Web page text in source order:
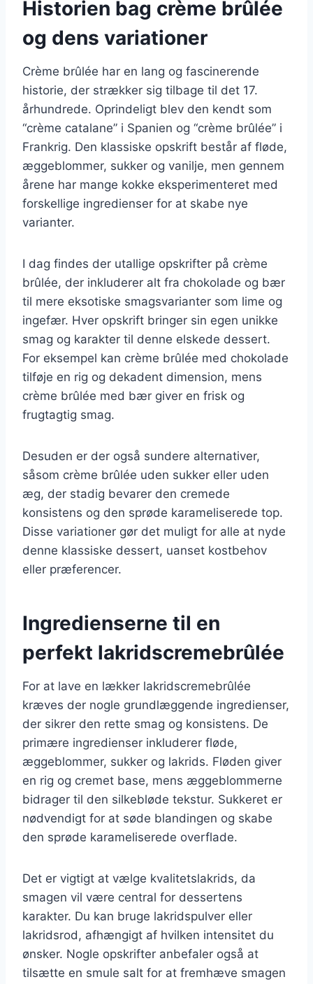
Historien bag crème brûlée
og dens variationer
Crème brûlée har en lang og fascinerende
historie, der strækker sig tilbage til det 17.
århundrede. Oprindeligt blev den kendt som
“crème catalane” i Spanien og “crème brûlée” i
Frankrig. Den klassiske opskrift består af fløde,
æggeblommer, sukker og vanilje, men gennem
årene har mange kokke eksperimenteret med
forskellige ingredienser for at skabe nye
varianter.
I dag findes der utallige opskrifter på crème
brûlée, der inkluderer alt fra chokolade og bær
til mere eksotiske smagsvarianter som lime og
ingefær. Hver opskrift bringer sin egen unikke
smag og karakter til denne elskede dessert.
For eksempel kan crème brûlée med chokolade
tilføje en rig og dekadent dimension, mens
crème brûlée med bær giver en frisk og
frugtagtig smag.
Desuden er der også sundere alternativer,
såsom crème brûlée uden sukker eller uden
æg, der stadig bevarer den cremede
konsistens og den sprøde karameliserede top.
Disse variationer gør det muligt for alle at nyde
denne klassiske dessert, uanset kostbehov
eller præferencer.
Ingredienserne til en
perfekt lakridscremebrûlée
For at lave en lækker lakridscremebrûlée
kræves der nogle grundlæggende ingredienser,
der sikrer den rette smag og konsistens. De
primære ingredienser inkluderer fløde,
æggeblommer, sukker og lakrids. Fløden giver
en rig og cremet base, mens æggeblommerne
bidrager til den silkebløde tekstur. Sukkeret er
nødvendigt for at søde blandingen og skabe
den sprøde karameliserede overflade.
Det er vigtigt at vælge kvalitetslakrids, da
smagen vil være central for dessertens
karakter. Du kan bruge lakridspulver eller
lakridsrod, afhængigt af hvilken intensitet du
ønsker. Nogle opskrifter anbefaler også at
tilsætte en smule salt for at fremhæve smagen